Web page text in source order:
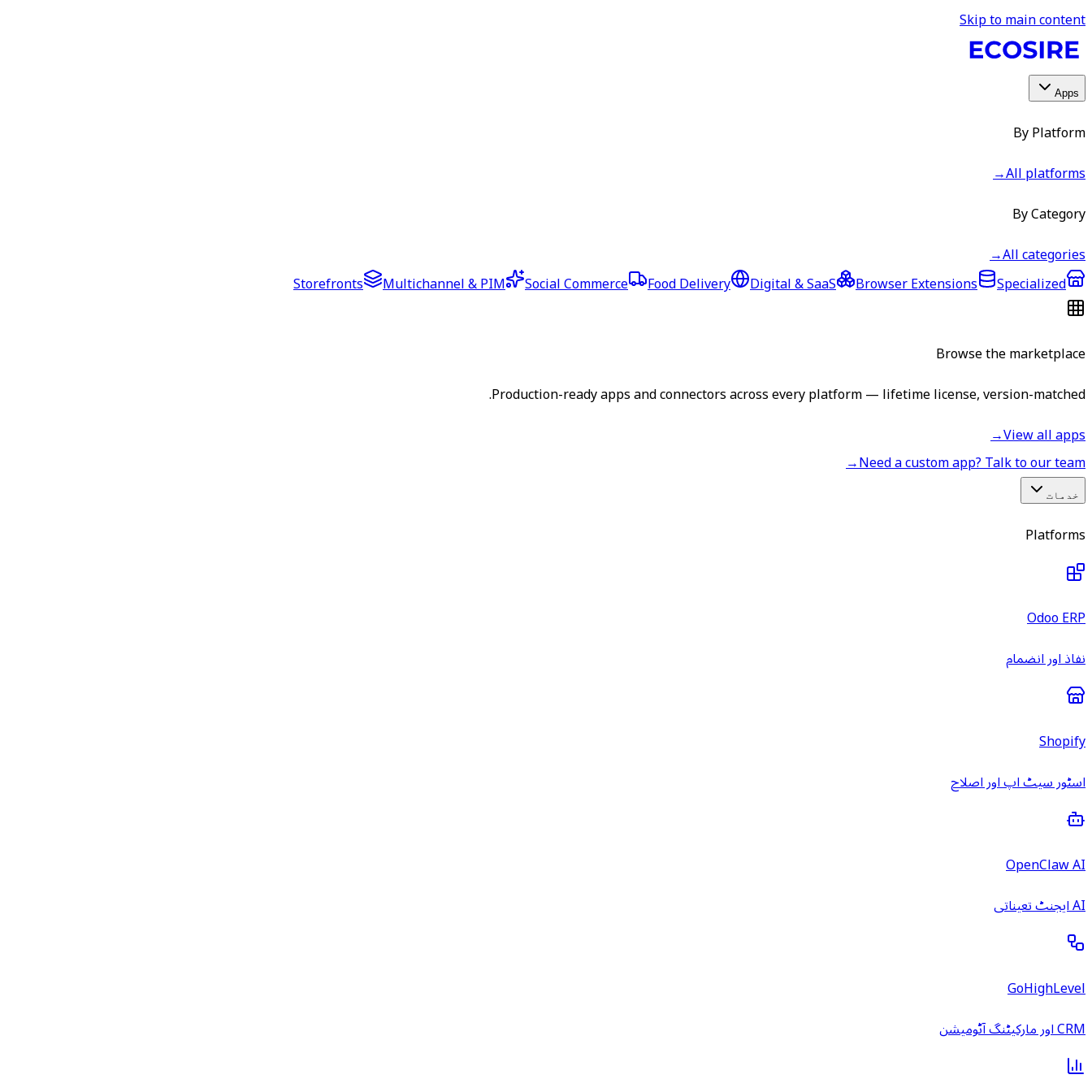
Skip to main content
Apps
By Platform
All platforms
→
By Category
All categories
→
Storefronts
Multichannel & PIM Social Commerce Food Delivery Digital & SaaS Browser Extensions Specialized
Browse the marketplace
Production-ready apps and connectors across every platform — lifetime license, version-matched.
View all apps
→
Need a custom app? Talk to our team
→
خدمات
Platforms
Odoo ERP
نفاذ اور انضمام
Shopify
اسٹور سیٹ اپ اور اصلاح
OpenClaw AI
AI ایجنٹ تعیناتی
GoHighLevel
CRM اور مارکیٹنگ آٹومیشن